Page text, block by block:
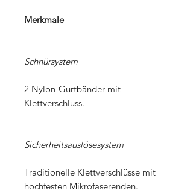
Merkmale
Schnürsystem
2 Nylon-Gurtbänder mit
Klettverschluss.
Sicherheitsauslösesystem
Traditionelle Klettverschlüsse mit
hochfesten Mikrofaserenden.